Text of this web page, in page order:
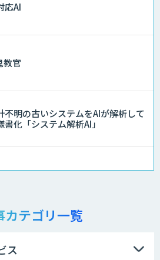
応AI
教官
不明の古いシステムをAIが解析して
書化「システム解析AI」
チェキ
テゴリ一覧
ス